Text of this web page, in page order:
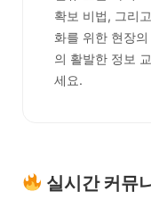
확보 비법, 그리
화를 위한 현장
의 활발한 정보
세요.
실시간 커뮤